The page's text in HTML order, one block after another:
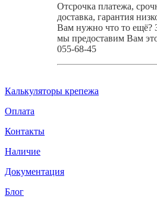
Отсрочка платежа,
доставка, гарантия
Вам нужно что то ещё?
мы предоставим Вам
055-68-45
Калькуляторы крепежа
Оплата
Контакты
Наличие
Документация
Блог